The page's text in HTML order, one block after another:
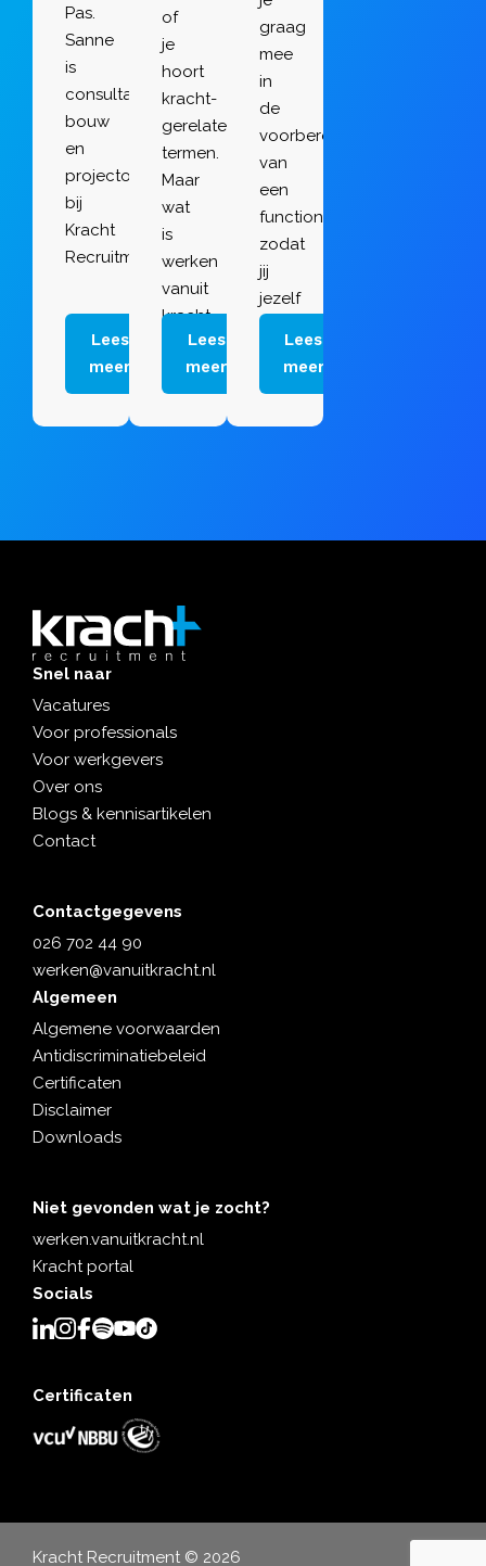
Pas.
Sanne
is
consultant
bouw
en
projectontwikkeling
bij
Kracht
Recruitment.
Lees
meer
of
je
hoort
kracht-
gerelateerde
termen.
Maar
wat
is
werken
vanuit
kracht
nou
eigenlijk?
Lees
meer
graag
mee
in
de
voorbereiding
van
een
functioneringsgesprek
zodat
jij
jezelf
optimaal
Lees
meer
Snel naar
Vacatures
Voor professionals
Voor werkgevers
Over ons
Blogs & kennisartikelen
Contact
Contactgegevens
026 702 44 90
werken@vanuitkracht.nl
Algemeen
Algemene voorwaarden
Antidiscriminatiebeleid
Certificaten
Disclaimer
Downloads
Niet gevonden wat je zocht?
werken.vanuitkracht.nl
Kracht portal
Socials
Certificaten
Kracht Recruitment © 2026